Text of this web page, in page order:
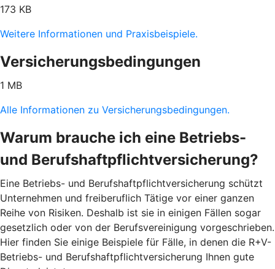
173 KB
Weitere Informationen und Praxisbeispiele.
Versicherungsbedingungen
1 MB
Alle Informationen zu Versicherungsbedingungen.
Warum brauche ich eine Betriebs-
und Berufshaftpflichtversicherung?
Eine Betriebs- und Berufshaftpflichtversicherung schützt
Unternehmen und freiberuflich Tätige vor einer ganzen
Reihe von Risiken. Deshalb ist sie in einigen Fällen sogar
gesetzlich oder von der Berufsvereinigung vorgeschrieben.
Hier finden Sie einige Beispiele für Fälle, in denen die R+V-
Betriebs- und Berufshaftpflichtversicherung Ihnen gute